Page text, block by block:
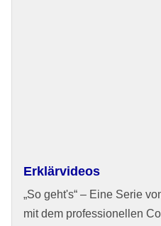
Erklärvideos
„So geht's“ – Eine Serie
mit dem professionellen